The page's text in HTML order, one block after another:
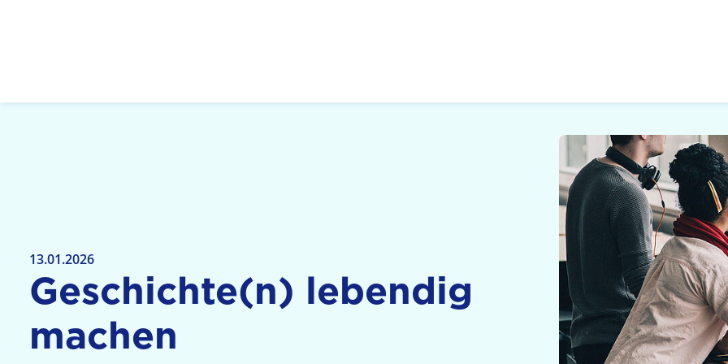
13.01.2026
Geschichte(n) lebendig
machen